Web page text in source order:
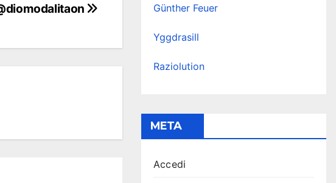
Günther Feuer
Yggdrasill
Raziolution
META
Accedi